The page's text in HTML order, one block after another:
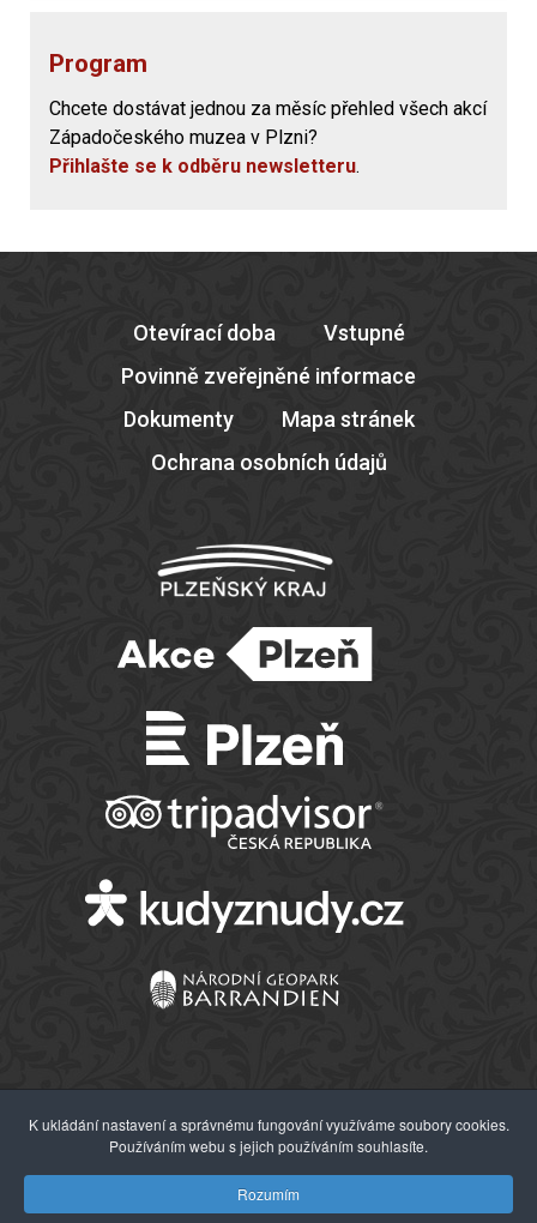
Program
Chcete dostávat jednou za měsíc přehled všech akcí
Západočeského muzea v Plzni?
Přihlašte se k odběru newsletteru.
Otevírací doba
Vstupné
Povinně zveřejněné informace
Dokumenty
Mapa stránek
Ochrana osobních údajů
© 2026 Západočeské muzeum v Plzni
K ukládání nastavení a správnému fungování využíváme soubory cookies.
Používáním webu s jejich používáním souhlasíte.
Rozumím